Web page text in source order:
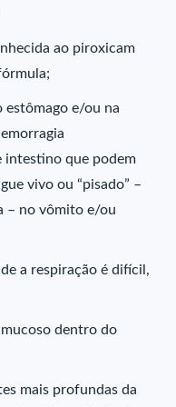
ao piroxicam
estômago e/ou na
intestino que podem
vivo ou “pisado” –
– no vômito e/ou
a respiração é difícil,
mucoso dentro do
mais profundas da